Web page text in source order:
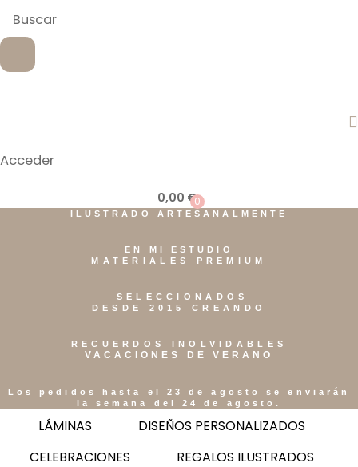
Acceder
0,00 €0
ILUSTRADO ARTESANALMENTE
EN MI ESTUDIO
MATERIALES PREMIUM
SELECCIONADOS
DESDE 2015 CREANDO
RECUERDOS INOLVIDABLES
VACACIONES DE VERANO
Los pedidos hasta el 23 de agosto se enviarán
la semana del 24 de agosto.
LÁMINAS
DISEÑOS PERSONALIZADOS
CELEBRACIONES
REGALOS ILUSTRADOS